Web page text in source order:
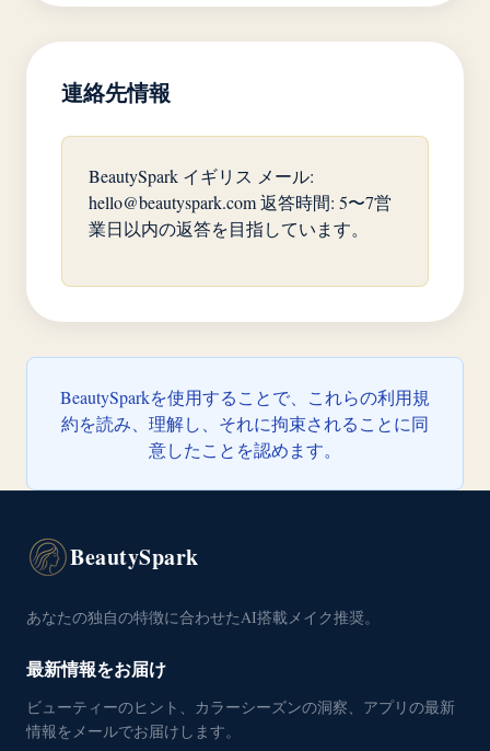
連絡先情報
BeautySpark イギリス メール:
hello@beautyspark.com返答時間: 5〜7営
業日以内の返答を目指しています。
BeautySparkを使用することで、これらの利用規
約を読み、理解し、それに拘束されることに同
意したことを認めます。
BeautySpark
あなたの独自の特徴に合わせたAI搭載メイク推奨。
最新情報をお届け
ビューティーのヒント、カラーシーズンの洞察、アプリの最新
情報をメールでお届けします。